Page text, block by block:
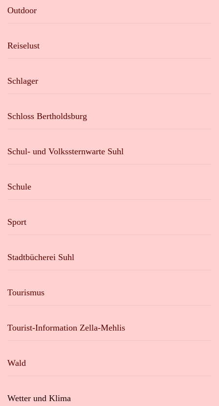
Outdoor
Reiselust
Schlager
Schloss Bertholdsburg
Schul- und Volkssternwarte Suhl
Schule
Sport
Stadtbücherei Suhl
Tourismus
Tourist-Information Zella-Mehlis
Wald
Wetter und Klima